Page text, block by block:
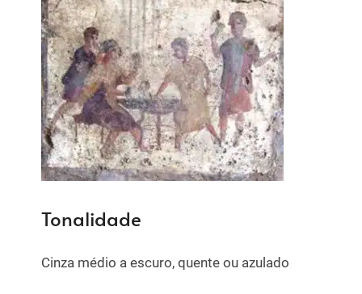
Tonalidade
Cinza médio a escuro, quente ou azulado